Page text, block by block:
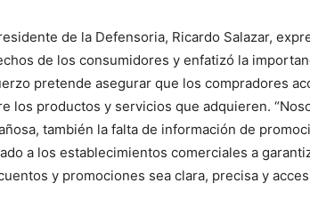
de la Defensoria, Ricardo Salazar,
de los consumidores y enfatizó la
pretende asegurar que los compradores
los productos y servicios que adquieren.
también la falta de información de
a los establecimientos comerciales a
y promociones sea clara, precisa y